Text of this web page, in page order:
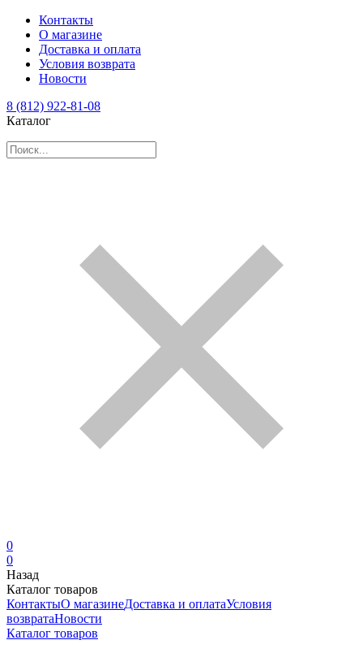
Контакты
О магазине
Доставка и оплата
Условия возврата
Новости
8 (812) 922-81-08
Каталог
0
0
Назад
Каталог товаров
КонтактыО магазинеДоставка и оплатаУсловия
возвратаНовости
Каталог товаров